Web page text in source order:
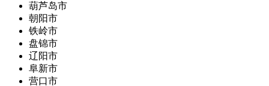
葫芦岛市
朝阳市
铁岭市
盘锦市
辽阳市
阜新市
营口市